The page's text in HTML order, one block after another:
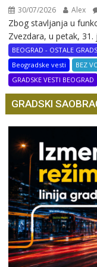
30/07/2026 Alex
Zbog stavljanja u
Zvezdara, u petak, 31.
BEOGRAD - OSTALE
Beogradske vesti
BEZ
GRADSKE VESTI BEOGRAD
GRADSKI